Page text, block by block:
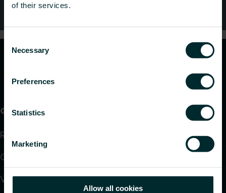
of their services.
Consent
Selection
Necessary
Preferences
Statistics
Marketing
Allow all cookies
Gaminiai
Radiatoriai ir rankšluosčių džiovintuvai
Grindinis šildymas ir aušinimas
Ventiliatoriniai konvektoriai